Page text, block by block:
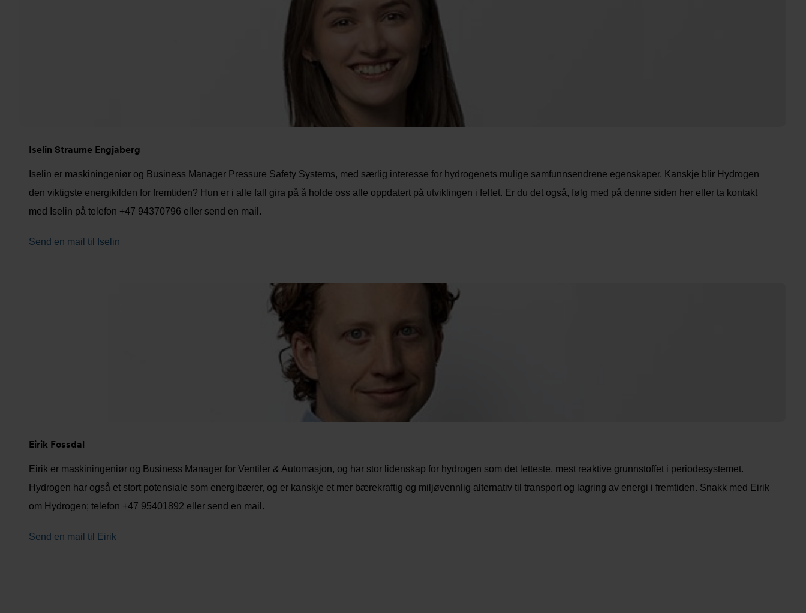
Iselin Straume Engjaberg
Iselin er maskiningeniør og Business Manager Pressure Safety Systems, med særlig interesse for hydrogenets mulige samfunnsendrene egenskaper. Kanskje blir Hydrogen
den viktigste energikilden for fremtiden? Hun er i alle fall gira på å holde oss alle oppdatert på utviklingen i feltet. Er du det også, følg med på denne siden her eller ta kontakt
med Iselin på telefon +47 94370796 eller send en mail.
Send en mail til Iselin
Eirik Fossdal
Eirik er maskiningeniør og Business Manager for Ventiler & Automasjon, og har stor lidenskap for hydrogen som det letteste, mest reaktive grunnstoffet i periodesystemet.
Hydrogen har også et stort potensiale som energibærer, og er kanskje et mer bærekraftig og miljøvennlig alternativ til transport og lagring av energi i fremtiden. Snakk med Eirik
om Hydrogen; telefon +47 95401892 eller send en mail.
Send en mail til Eirik